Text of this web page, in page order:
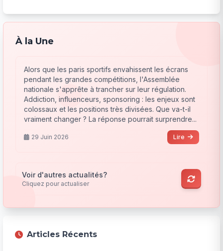
À la Une
Alors que les paris sportifs envahissent les écrans
pendant les grandes compétitions, l'Assemblée
nationale s'apprête à trancher sur leur régulation.
Addiction, influenceurs, sponsoring : les enjeux sont
colossaux et les positions très divisées. Que va-t-il
vraiment changer ? La réponse pourrait surprendre...
29 Juin 2026 Lire
Voir d'autres actualités?
Cliquez pour actualiser
Articles Récents